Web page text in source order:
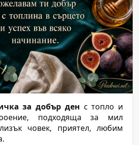
за добър ден с топло и
подходяща за мил
човек, приятел, любим